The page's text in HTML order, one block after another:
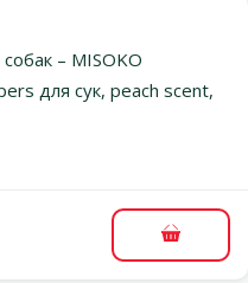
– MISOKO
для сук, peach scent,
В